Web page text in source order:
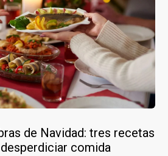
de Navidad: tres recetas
comida